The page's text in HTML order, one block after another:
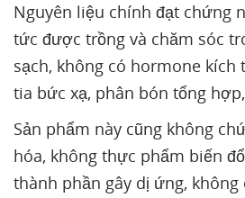
Nguyên liệu chính đạt chứng
tức được trồng và chăm sóc
sạch, không có hormone kích
tia bức xạ, phân bón tổng
Sản phẩm này cũng không
hóa, không thực phẩm biến
thành phần gây dị ứng, không